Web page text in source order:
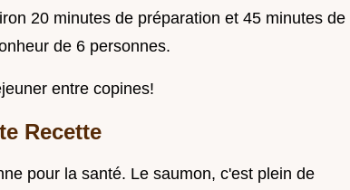
20 minutes de préparation et 45 minutes de
de 6 personnes.
entre copines!
Recette
pour la santé. Le saumon, c'est plein de